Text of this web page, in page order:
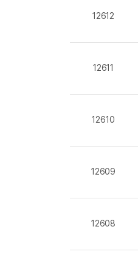
12612
12611
12610
12609
12608